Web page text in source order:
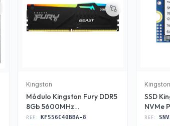
Kingston
Módulo Kingston Fury DDR5
8Gb 5600MHz
(KF556C40BBA-8)
REF: KF556C40BBA-8
Kingston
SSD
NVMe
REF: